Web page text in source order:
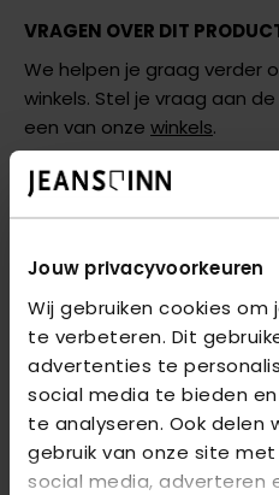
Jouw privacyvoorkeuren
Wij gebruiken cookies om
te verbeteren. Dit
advertenties te
social media te bieden
te analyseren. Ook delen
gebruik van onze site
social media, adverteren
VRAGEN OVER DIT
We helpen je graag verder
winkels. Stel je vraag aan de
een van onze winkels.
AANBEVOLEN